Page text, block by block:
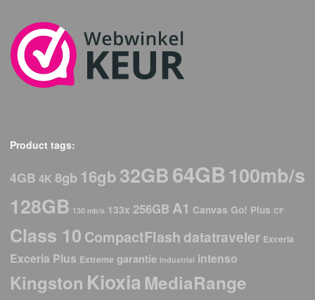
Product tags:
4GB 4K 8gb16gb32GB64GB100mb/s
128GB 130 mb/s 133x 256GB A1 Canvas Go! Plus CF
Class 10 CompactFlash datatraveler Exceria
Exceria Plus Extreme garantie Industrial intenso
Kingston Kioxia MediaRange